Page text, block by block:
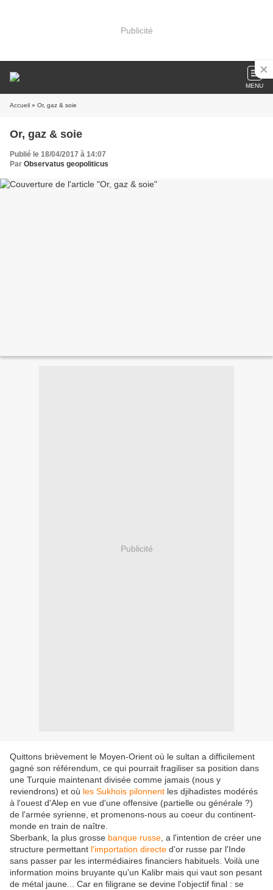
Publicité
MENU
Accueil » Or, gaz & soie
Or, gaz & soie
Publié le 18/04/2017 à 14:07
Par Observatus geopoliticus
Publicité
Quittons brièvement le Moyen-Orient où le sultan a difficilement
gagné son référendum, ce qui pourrait fragiliser sa position dans
une Turquie maintenant divisée comme jamais (nous y
reviendrons) et où les Sukhois pilonnent les djihadistes modérés
à l'ouest d'Alep en vue d'une offensive (partielle ou générale ?)
de l'armée syrienne, et promenons-nous au coeur du continent-
monde en train de naître.
Sberbank, la plus grosse banque russe , a l'intention de créer une
structure permettant l'importation directe d'or russe par l'Inde
sans passer par les intermédiaires financiers habituels. Voilà une
information moins bruyante qu'un Kalibr mais qui vaut son pesant
de métal jaune... Car en filigrane se devine l'objectif final : se